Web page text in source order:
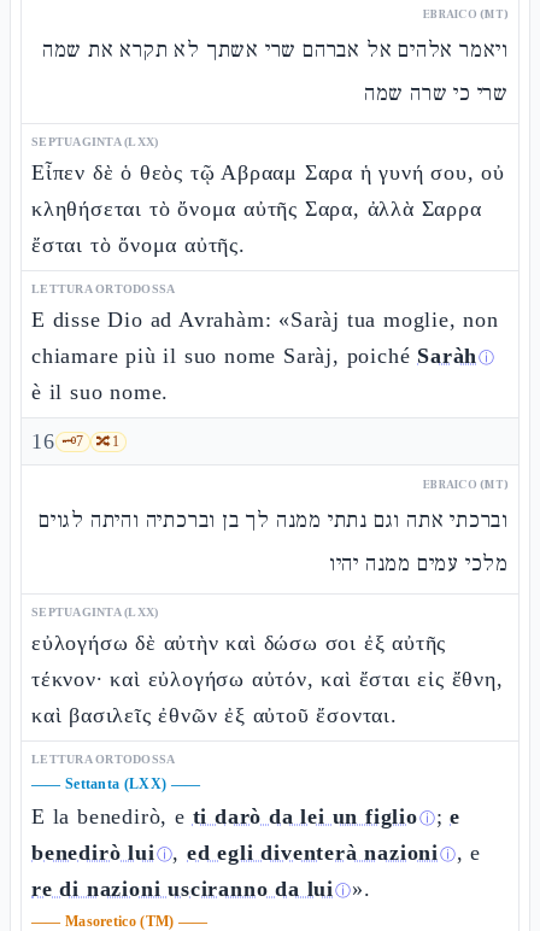
EBRAICO (MT)
ויאמר אלהים אל אברהם שרי אשתך לא תקרא את שמה
שרי כי שרה שמה
SEPTUAGINTA (LXX)
Εἶπεν δὲ ὁ θεὸς τῷ Αβρααμ Σαρα ἡ γυνή σου, οὐ
κληθήσεται τὸ ὄνομα αὐτῆς Σαρα, ἀλλὰ Σαρρα
ἔσται τὸ ὄνομα αὐτῆς.
LETTURA ORTODOSSA
E disse Dio ad Avrahàm: «Saràj tua moglie, non
chiamare più il suo nome Saràj, poiché Saràhⓘ
è il suo nome.
16 🗝️7 🔀1
EBRAICO (MT)
וברכתי אתה וגם נתתי ממנה לך בן וברכתיה והיתה לגוים
מלכי עמים ממנה יהיו
SEPTUAGINTA (LXX)
εὐλογήσω δὲ αὐτὴν καὶ δώσω σοι ἐξ αὐτῆς
τέκνον· καὶ εὐλογήσω αὐτόν, καὶ ἔσται εἰς ἔθνη,
καὶ βασιλεῖς ἐθνῶν ἐξ αὐτοῦ ἔσονται.
LETTURA ORTODOSSA
—— Settanta (LXX) ——
E la benedirò, e ti darò da lei un figlioⓘ;e
benedirò luiⓘ,ed egli diventerà nazioniⓘ, e
re di nazioni usciranno da luiⓘ».
—— Masoretico (TM) ——